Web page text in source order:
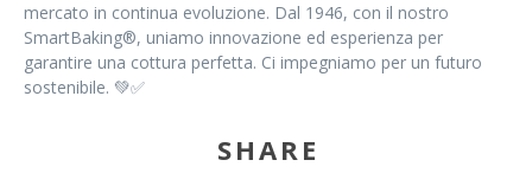
mercato in continua evoluzione. Dal 1946, con il nostro
SmartBaking®, uniamo innovazione ed esperienza per
garantire una cottura perfetta. Ci impegniamo per un futuro
sostenibile. 💚✅
SHARE